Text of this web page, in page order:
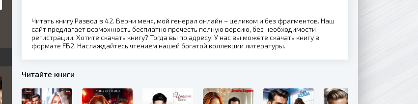
Читать книгу Развод в 42. Верни меня, мой генерал онлайн – целиком и без фрагментов. Наш
сайт предлагает возможность бесплатно прочесть полную версию, без необходимости
регистрации. Хотите скачать книгу? Тогда вы по адресу! У нас вы можете скачать книгу в
формате FB2. Наслаждайтесь чтением нашей богатой коллекции литературы.
Читайте книги